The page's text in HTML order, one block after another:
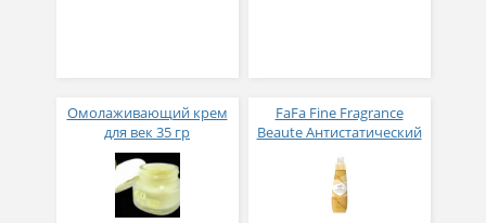
Омолаживающий крем
для век 35 гр
FaFa Fine Fragrance
Beaute Антистатический
с ароматом цветов,
мускуса и сандалового
дерева 600 мл